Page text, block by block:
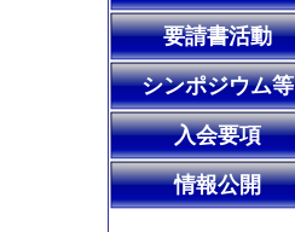
要請書活動
シンポジウム等
入会要項
情報公開